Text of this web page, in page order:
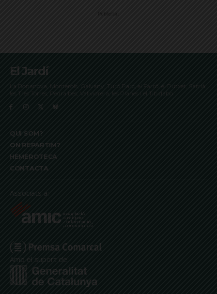
Publicitat
El Jardí
La Bonanova, Monterols, Galvany, Turó Parc, el Farró, el Putxet, Sarrià,
les Tres Torres, Pedralbes, Vallvidrera, les Planes i el Tibidabo
QUI SOM?
ON REPARTIM?
HEMEROTECA
CONTACTA
Associats a:
Amb el suport de: